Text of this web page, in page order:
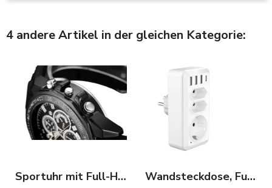
4 andere Artikel in der gleichen Kategorie:
Sportuhr mit Full-HD-Kamera, Nachtsicht und integriertem Mikrofon Wandsteckdose, Full-HD-WLAN-Kamera mit Bewegungserkennung